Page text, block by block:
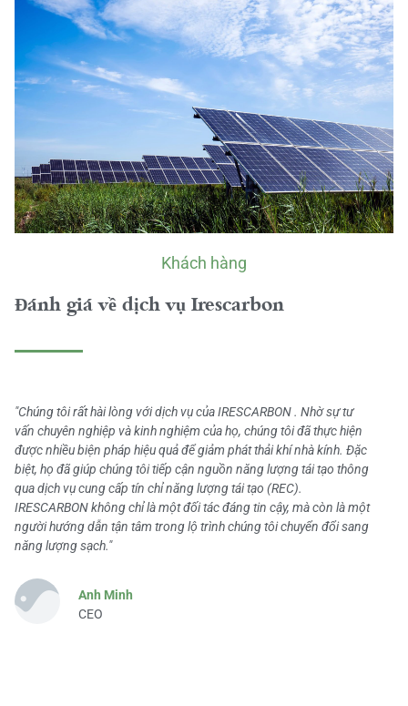
Khách hàng
Đánh giá về dịch vụ Irescarbon
"Chúng tôi rất hài lòng với dịch vụ của IRESCARBON . Nhờ sự tư
vấn chuyên nghiệp và kinh nghiệm của họ, chúng tôi đã thực hiện
được nhiều biện pháp hiệu quả để giảm phát thải khí nhà kính. Đặc
biệt, họ đã giúp chúng tôi tiếp cận nguồn năng lượng tái tạo thông
qua dịch vụ cung cấp tín chỉ năng lượng tái tạo (REC).
IRESCARBON không chỉ là một đối tác đáng tin cậy, mà còn là một
người hướng dẫn tận tâm trong lộ trình chúng tôi chuyển đổi sang
năng lượng sạch."
Anh Minh
CEO